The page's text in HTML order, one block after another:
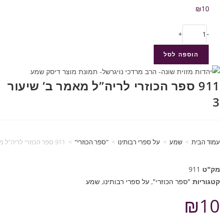
₪10
-
+
הוספה לסל
911 ספר הכוזרי לריה”ל מאמר ב’ שיעור
3
עמוד הבית > שמע > על ספרי רבותינו > "ספר הכוזרי" > 911 ספר הכוזרי לריה”ל מאמר ב’ שיעור 3
מק"ט 911
קטגוריות "ספר הכוזרי", על ספרי רבותינו, שמע
₪10